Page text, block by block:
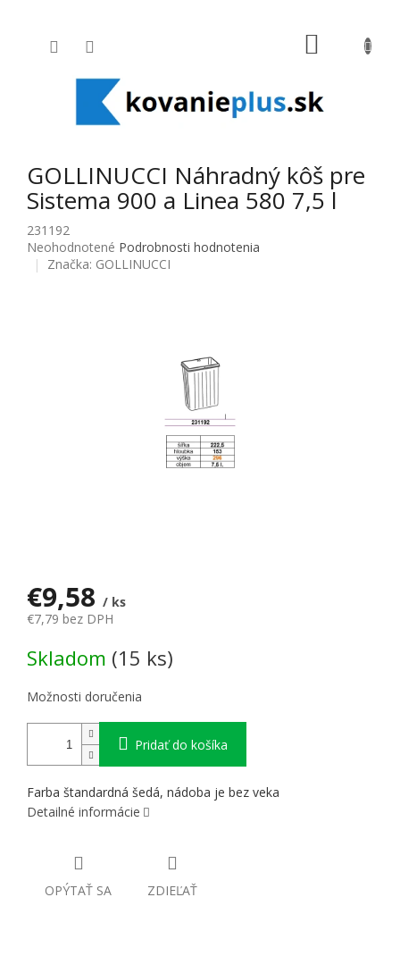
GOLLINUCCI Náhradný kôš pre
Sistema 900 a Linea 580 7,5 l
231192
Priemerné hodnotenie produktu je 0,0 z 5 hviezdičiek.
Neohodnotené Podrobnosti hodnotenia
Značka: GOLLINUCCI
€9,58 / ks
€7,79 bez DPH
Skladom (15 ks)
Možnosti doručenia
Pridať do košíka
Farba štandardná šedá, nádoba je bez veka
Detailné informácie
OPÝTAŤ SA ZDIEĽAŤ